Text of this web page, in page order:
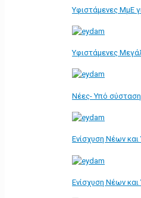
Υφιστάμενες ΜμΕ
Υφιστάμενες
Νέες- Υπό
Ενίσχυση Νέων
Ενίσχυση Νέων